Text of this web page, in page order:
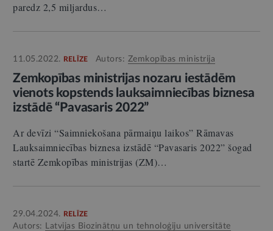
paredz 2,5 miljardus…
11.05.2022. RELĪZE Autors: Zemkopības ministrija
Zemkopības ministrijas nozaru iestādēm
vienots kopstends lauksaimniecības biznesa
izstādē “Pavasaris 2022”
Ar devīzi “Saimniekošana pārmaiņu laikos” Rāmavas
Lauksaimniecības biznesa izstādē “Pavasaris 2022” šogad
startē Zemkopības ministrijas (ZM)…
29.04.2024. RELĪZE
Autors: Latvijas Biozinātņu un tehnoloģiju universitāte